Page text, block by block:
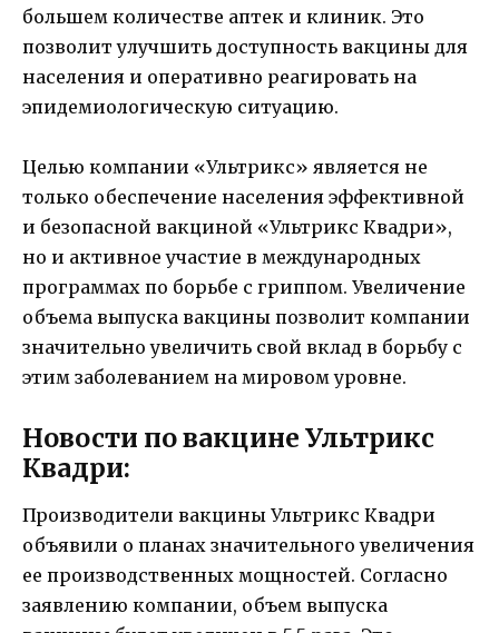
большем количестве аптек и клиник. Это
позволит улучшить доступность вакцины для
населения и оперативно реагировать на
эпидемиологическую ситуацию.
Целью компании «Ультрикс» является не
только обеспечение населения эффективной
и безопасной вакциной «Ультрикс Квадри»,
но и активное участие в международных
программах по борьбе с гриппом. Увеличение
объема выпуска вакцины позволит компании
значительно увеличить свой вклад в борьбу с
этим заболеванием на мировом уровне.
Новости по вакцине Ультрикс
Квадри:
Производители вакцины Ультрикс Квадри
объявили о планах значительного увеличения
ее производственных мощностей. Согласно
заявлению компании, объем выпуска